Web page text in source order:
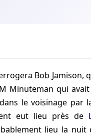
Bob Jamison,
Minuteman qui
le voisinage par
eut lieu près de
lieu la nuit